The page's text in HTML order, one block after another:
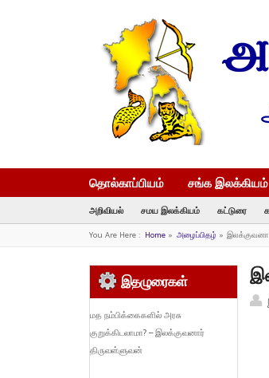
தொல்காப்பியம் சங்க இலக்கியம்
அறிவியல் சமய இலக்கியம் கட்டுரை
You Are Here : Home» அழைப்பிதழ் »
இதழுரைகள்
மத நம்பிக்கைகளில் அரசு
குறுக்கிடலாமா? – இலக்குவனார்
திருவள்ளுவன்